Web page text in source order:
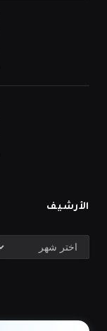
الأرشيف
الأرشيف